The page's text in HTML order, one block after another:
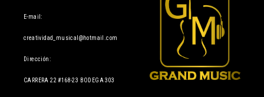
E-mail:
creatividad_musical@hotmail.com
Dirección:
CARRERA 22 #168-23 BODEGA 303